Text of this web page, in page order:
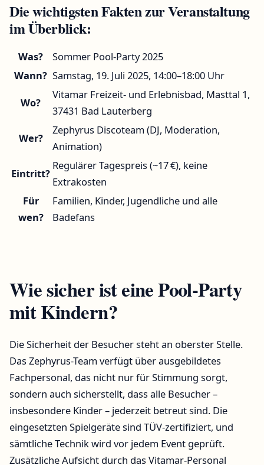
Die wichtigsten Fakten zur Veranstaltung
im Überblick:
Was?
Sommer Pool-Party 2025
Wann? Samstag, 19. Juli 2025, 14:00–18:00 Uhr
Wo?
Vitamar Freizeit- und Erlebnisbad, Masttal 1,
37431 Bad Lauterberg
Wer?
Zephyrus Discoteam (DJ, Moderation,
Animation)
Eintritt?
Regulärer Tagespreis (~17 €), keine
Extrakosten
Für
wen?
Familien, Kinder, Jugendliche und alle
Badefans
Wie sicher ist eine Pool-Party
mit Kindern?
Die Sicherheit der Besucher steht an oberster Stelle.
Das Zephyrus-Team verfügt über ausgebildetes
Fachpersonal, das nicht nur für Stimmung sorgt,
sondern auch sicherstellt, dass alle Besucher –
insbesondere Kinder – jederzeit betreut sind. Die
eingesetzten Spielgeräte sind TÜV-zertifiziert, und
sämtliche Technik wird vor jedem Event geprüft.
Zusätzliche Aufsicht durch das Vitamar-Personal